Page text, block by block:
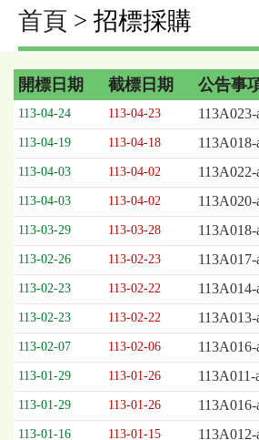
首頁 > 招標採購
招
標
採
購
列
表，
欄
位
依
序
開
標
期、
截
標
日
開標日期 截標日期 公告事
113-04-24 113-04-23
113-04-19 113-04-18
113-04-03 113-04-02
113-04-03 113-04-02
113-03-29 113-03-28
113-02-26 113-02-23
113-02-23 113-02-22
113-02-23 113-02-22
113-02-07 113-02-06
113-01-29 113-01-26
113-01-29 113-01-26
113-01-16 113-01-15